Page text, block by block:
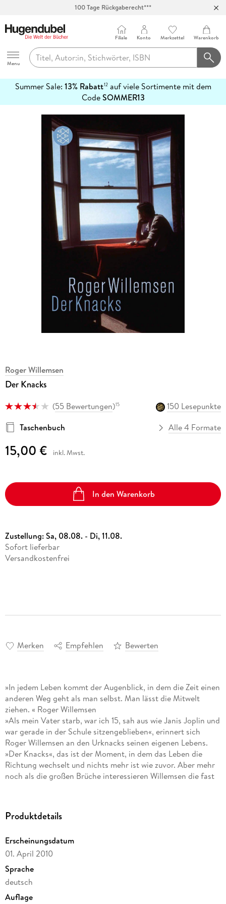
100 Tage Rückgaberecht***
Hugendubel
Menu
Filiale Konto Merkzettel Warenkorb
Summer Sale: 13% Rabatt12auf viele Sortimente mit dem
CodeSOMMER13
erfahren
Roger Willemsen
Der Knacks
(55 Bewertungen)15
150 Lesepunkte
Taschenbuch
Alle 4 Formate
15,00 € inkl. Mwst.
In den Warenkorb
Zustellung:Sa, 08.08. - Di, 11.08.
Sofort lieferbar
Versandkostenfrei
Merken Empfehlen Bewerten
»In jedem Leben kommt der Augenblick, in dem die Zeit einen
anderen Weg geht als man selbst. Man lässt die Mitwelt
ziehen. « Roger Willemsen
»Als mein Vater starb, war ich 15, sah aus wie Janis Joplin und
war gerade in der Schule sitzengeblieben«, erinnert sich
Roger Willemsen an den Urknacks seinen eigenen Lebens.
»Der Knacks«, das ist der Moment, in dem das Leben die
Richtung wechselt und nichts mehr ist wie zuvor. Aber mehr
noch als die großen Brüche interessieren Willemsen die fast
Niederlage - die unaufhaltsame Arbeit der Zeit. Mal
reflektierend schreibt Roger Willemsen sein vielleicht
persönlichstes Buch.
Produktdetails
Erscheinungsdatum
01. April 2010
Sprache
deutsch
Auflage